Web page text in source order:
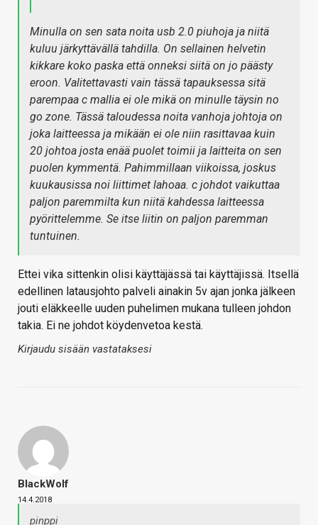
Minulla on sen sata noita usb 2.0 piuhoja ja niitä
kuluu järkyttävällä tahdilla. On sellainen helvetin
kikkare koko paska että onneksi siitä on jo päästy
eroon. Valitettavasti vain tässä tapauksessa sitä
parempaa c mallia ei ole mikä on minulle täysin no
go zone. Tässä taloudessa noita vanhoja johtoja on
joka laitteessa ja mikään ei ole niin rasittavaa kuin
20 johtoa josta enää puolet toimii ja laitteita on sen
puolen kymmentä. Pahimmillaan viikoissa, joskus
kuukausissa noi liittimet lahoaa. c johdot vaikuttaa
paljon paremmilta kun niitä kahdessa laitteessa
pyörittelemme. Se itse liitin on paljon paremman
tuntuinen.
Ettei vika sittenkin olisi käyttäjässä tai käyttäjissä. Itsellä
edellinen latausjohto palveli ainakin 5v ajan jonka jälkeen
jouti eläkkeelle uuden puhelimen mukana tulleen johdon
takia. Ei ne johdot köydenvetoa kestä.
Kirjaudu sisään vastataksesi
BlackWolf
14.4.2018
pinppi